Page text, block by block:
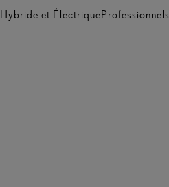
Hybride et ÉlectriqueProfessionnels